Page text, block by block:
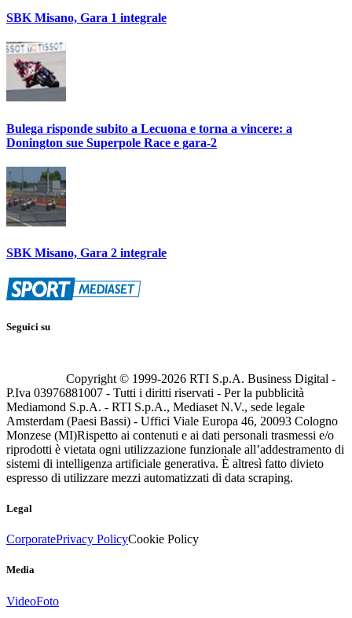
SBK Misano, Gara 1 integrale
Bulega risponde subito a Lecuona e torna a vincere: a
Donington sue Superpole Race e gara-2
SBK Misano, Gara 2 integrale
Seguici su
Copyright © 1999-2026 RTI S.p.A. Business Digital -
P.Iva 03976881007 - Tutti i diritti riservati - Per la pubblicità
Mediamond S.p.A. - RTI S.p.A., Mediaset N.V., sede legale
Amsterdam (Paesi Bassi) - Uffici Viale Europa 46, 20093 Cologno
Monzese (MI)Rispetto ai contenuti e ai dati personali trasmessi e/o
riprodotti è vietata ogni utilizzazione funzionale all’addestramento di
sistemi di intelligenza artificiale generativa. È altresì fatto divieto
espresso di utilizzare mezzi automatizzati di data scraping.
Legal
CorporatePrivacy PolicyCookie Policy
Media
VideoFoto